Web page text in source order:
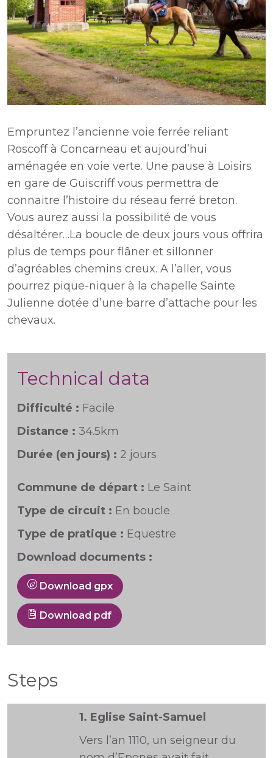
Empruntez l’ancienne voie ferrée reliant
Roscoff à Concarneau et aujourd’hui
aménagée en voie verte. Une pause à Loisirs
en gare de Guiscriff vous permettra de
connaitre l’histoire du réseau ferré breton.
Vous aurez aussi la possibilité de vous
désaltérer…La boucle de deux jours vous offrira
plus de temps pour flâner et sillonner
d’agréables chemins creux. A l’aller, vous
pourrez pique-niquer à la chapelle Sainte
Julienne dotée d’une barre d’attache pour les
chevaux.
Technical data
Difficulté : Facile
Distance : 34.5km
Durée (en jours) : 2 jours
Commune de départ : Le Saint
Type de circuit : En boucle
Type de pratique : Equestre
Download documents :
Download gpx
Download pdf
Steps
1. Eglise Saint-Samuel
Vers l’an 1110, un seigneur du